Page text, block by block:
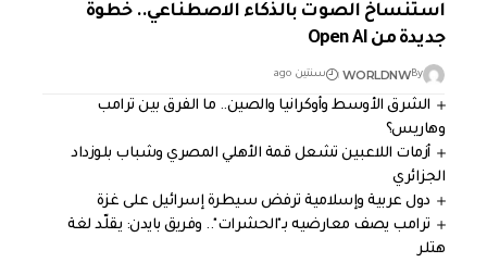
استنساخ الصوت بالذكاء الاصطناعي.. خطوة
جديدة من Open AI
By
WORLDNW سنتين ago
الشرق الأوسط وأوكرانيا والصين.. ما الفرق بين ترامب
وهاريس؟
أزمات اللاعبين تشعل قمة الأهلي المصري وشباب بلوزداد
الجزائري
دول عربية وإسلامية ترفض سيطرة إسرائيل على غزة
ترامب يصف معارضيه بـ"الحشرات".. وفريق بايدن: يقلّد لغة
هتلر